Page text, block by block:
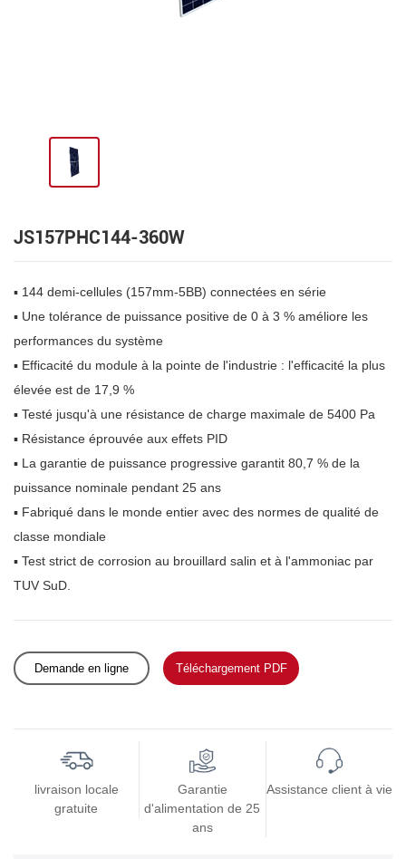
JS157PHC144-360W
▪ 144 demi-cellules (157mm-5BB) connectées en série
▪ Une tolérance de puissance positive de 0 à 3 % améliore les
performances du système
▪ Efficacité du module à la pointe de l'industrie : l'efficacité la plus
élevée est de 17,9 %
▪ Testé jusqu'à une résistance de charge maximale de 5400 Pa
▪ Résistance éprouvée aux effets PID
▪ La garantie de puissance progressive garantit 80,7 % de la
puissance nominale pendant 25 ans
▪ Fabriqué dans le monde entier avec des normes de qualité de
classe mondiale
▪ Test strict de corrosion au brouillard salin et à l'ammoniac par
TUV SuD.
Demande en ligne Téléchargement PDF
livraison locale
gratuite
Garantie
d'alimentation de 25
ans
Assistance client à vie